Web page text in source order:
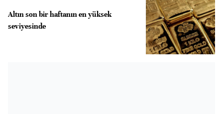
Altın son bir haftanın en yüksek
seviyesinde